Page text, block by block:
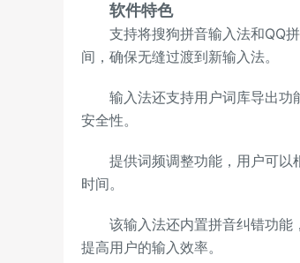
软件特色
支持将搜狗拼音输入法和QQ拼
间，确保无缝过渡到新输入法。
输入法还支持用户词库导出功
安全性。
提供词频调整功能，用户可以
时间。
该输入法还内置拼音纠错功能，
提高用户的输入效率。